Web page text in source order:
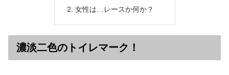
女性は…レースか何か？
濃淡二色のトイレマーク！